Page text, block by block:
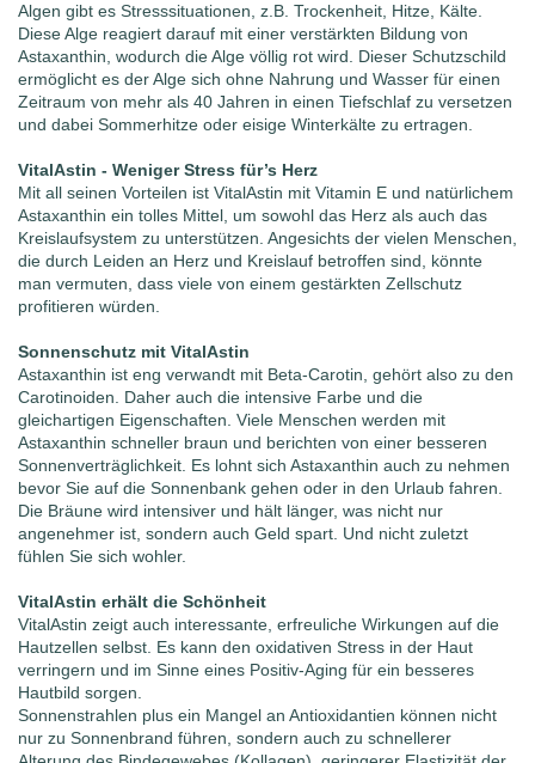
Algen gibt es Stresssituationen, z.B. Trockenheit, Hitze, Kälte.
Diese Alge reagiert darauf mit einer verstärkten Bildung von
Astaxanthin, wodurch die Alge völlig rot wird. Dieser Schutzschild
ermöglicht es der Alge sich ohne Nahrung und Wasser für einen
Zeitraum von mehr als 40 Jahren in einen Tiefschlaf zu versetzen
und dabei Sommerhitze oder eisige Winterkälte zu ertragen.
VitalAstin - Weniger Stress für’s Herz
Mit all seinen Vorteilen ist VitalAstin mit Vitamin E und natürlichem
Astaxanthin ein tolles Mittel, um sowohl das Herz als auch das
Kreislaufsystem zu unterstützen. Angesichts der vielen Menschen,
die durch Leiden an Herz und Kreislauf betroffen sind, könnte
man vermuten, dass viele von einem gestärkten Zellschutz
profitieren würden.
Sonnenschutz mit VitalAstin
Astaxanthin ist eng verwandt mit Beta-Carotin, gehört also zu den
Carotinoiden. Daher auch die intensive Farbe und die
gleichartigen Eigenschaften. Viele Menschen werden mit
Astaxanthin schneller braun und berichten von einer besseren
Sonnenverträglichkeit. Es lohnt sich Astaxanthin auch zu nehmen
bevor Sie auf die Sonnenbank gehen oder in den Urlaub fahren.
Die Bräune wird intensiver und hält länger, was nicht nur
angenehmer ist, sondern auch Geld spart. Und nicht zuletzt
fühlen Sie sich wohler.
VitalAstin erhält die Schönheit
VitalAstin zeigt auch interessante, erfreuliche Wirkungen auf die
Hautzellen selbst. Es kann den oxidativen Stress in der Haut
verringern und im Sinne eines Positiv-Aging für ein besseres
Hautbild sorgen.
Sonnenstrahlen plus ein Mangel an Antioxidantien können nicht
nur zu Sonnenbrand führen, sondern auch zu schnellerer